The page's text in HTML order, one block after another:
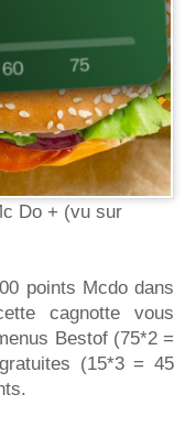
Do + (vu sur
points Mcdo dans
cagnotte vous
Bestof (75*2 =
(15*3 = 45